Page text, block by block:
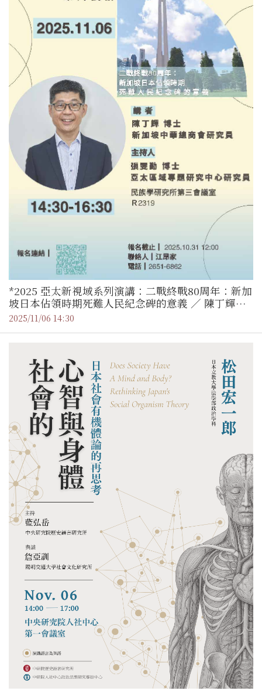
*2025 亞太新視域系列演講：二戰終戰80周年：新加
坡日本佔領時期死難人民紀念碑的意義 ／ 陳丁輝博
士（新加坡中華總商會首席研究員兼華商文化館館
長）
2025/11/06 14:30